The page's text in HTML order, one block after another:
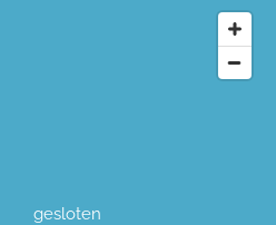
gesloten